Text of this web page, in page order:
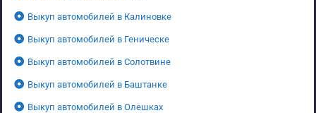
Выкуп автомобилей в Калиновке
Выкуп автомобилей в Геническе
Выкуп автомобилей в Солотвине
Выкуп автомобилей в Баштанке
Выкуп автомобилей в Олешках